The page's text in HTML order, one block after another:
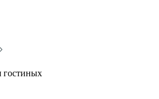
гостиных